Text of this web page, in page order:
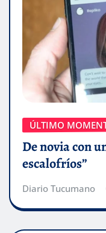
ÚLTIMO
De novia con
escalofríos”
Diario Tucumano